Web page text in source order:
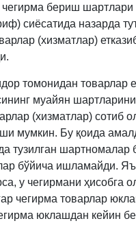
бериш
сиёсатида назарда
(хизматлар)
томонидан товарлар
муайян
(хизматлар) сотиб
мумкин. Бу қоида
тузилган
бўйича ишламайди.
у чегирмани ҳисобга
чегирма товарлар
юклашдан кейин